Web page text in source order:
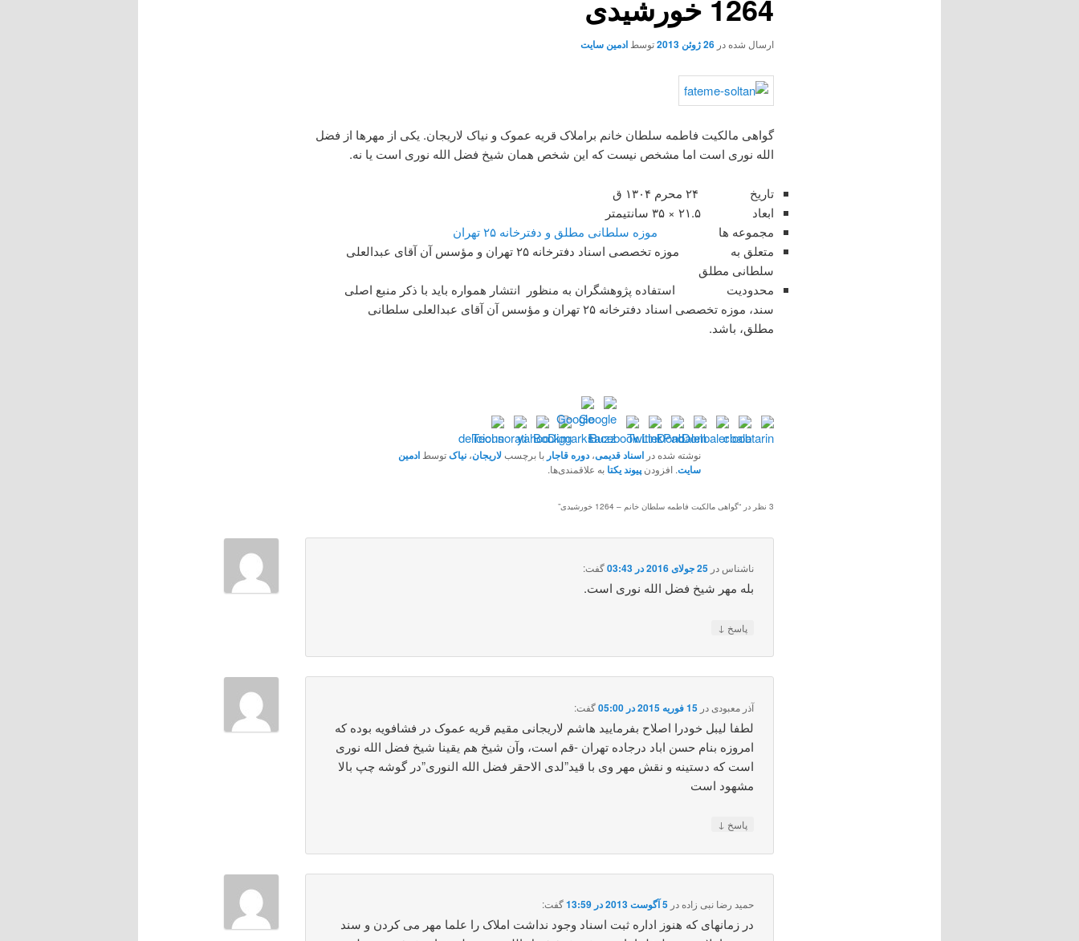
1264 خورشیدی
ارسال شده در 26 ژوئن 2013 توسط ادمین سایت
گواهی مالکیت فاطمه سلطان خانم براملاک قریه عموک و نیاک لاریجان. یکی از مهرها از فضل
الله نوری است اما مشخص نیست که این شخص همان شیخ فضل الله نوری است یا نه.
تاریخ ۲۴ محرم ۱۳۰۴ ق
ابعاد ۲۱.۵ × ۳۵ سانتیمتر
مجموعه ها موزه سلطانی مطلق و دفترخانه ۲۵ تهران
متعلق به موزه تخصصی اسناد دفترخانه ۲۵ تهران و مؤسس آن آقای عبدالعلی
سلطانی مطلق
محدودیت استفاده پژوهشگران به منظور انتشار همواره باید با ذکر منبع اصلی
سند، موزه تخصصی اسناد دفترخانه ۲۵ تهران و مؤسس آن آقای عبدالعلی سلطانی
مطلق، باشد.
نوشته شده در اسناد قدیمی،دوره قاجار با برچسبلاریجان، نیاکتوسط ادمین
سایت. افزودن پیوند یکتا به علاقمندی‌ها.
3 نظر در “ گواهی مالکیت فاطمه سلطان خانم – 1264 خورشیدی ”
ناشناس در25 جولای 2016 در 03:43 گفت:
بله مهر شیخ فضل الله نوری است.
پاسخ ↓
آذر معبودی در15 فوریه 2015 در 05:00 گفت:
لطفا لیبل خودرا اصلاح بفرمایید هاشم لاریجانی مقیم قریه عموک در فشافویه بوده که
امروزه بنام حسن اباد درجاده تهران -قم است، وآن شیخ هم یقینا شیخ فضل الله نوری
است که دستینه و نقش مهر وی با قید”لدی الاحقر فضل الله النوری”در گوشه چپ بالا
مشهود است
پاسخ ↓
حمید رضا نبی زاده در5 آگوست 2013 در 13:59 گفت:
در زمانهای که هنوز اداره ثبت اسناد وجود نداشت املاک را علما مهر می کردن و سند